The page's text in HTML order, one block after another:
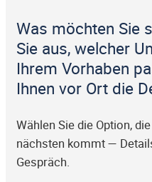
Was möchten Sie
Sie aus, welcher
Ihrem Vorhaben
Ihnen vor Ort die
Wählen Sie die Option,
nächsten kommt —
Gespräch.